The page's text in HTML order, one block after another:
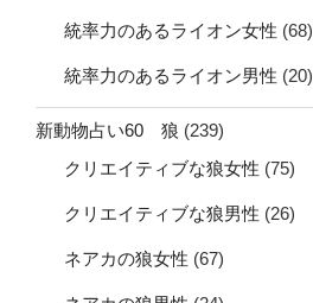
統率力のあるライオン女性 (68)
統率力のあるライオン男性 (20)
新動物占い60 狼 (239)
クリエイティブな狼女性 (75)
クリエイティブな狼男性 (26)
ネアカの狼女性 (67)